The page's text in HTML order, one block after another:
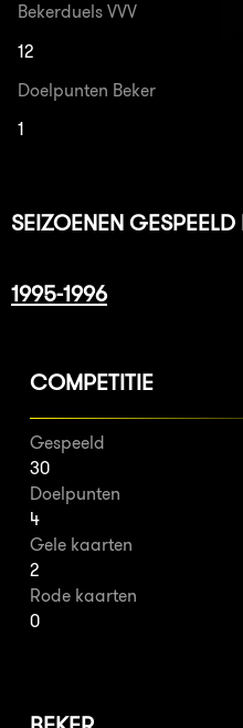
Bekerduels VVV
12
Doelpunten Beker
1
SEIZOENEN GESPEELD
1995-1996
COMPETITIE
Gespeeld
30
Doelpunten
4
Gele kaarten
2
Rode kaarten
0